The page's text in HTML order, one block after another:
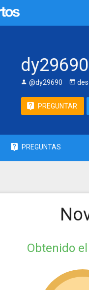
dy29690
@dy29690
PREGUNTAR
PREGUNTAS
Obtenido